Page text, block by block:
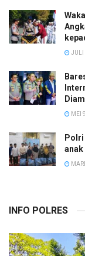
JULI
MEI
anak
INFO POLRES